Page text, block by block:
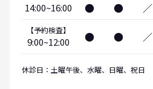
14:00~16:00 ● ● ／
【予約検査】
9:00~12:00 ● ● ／
休診日：土曜午後、水曜、日曜、祝日